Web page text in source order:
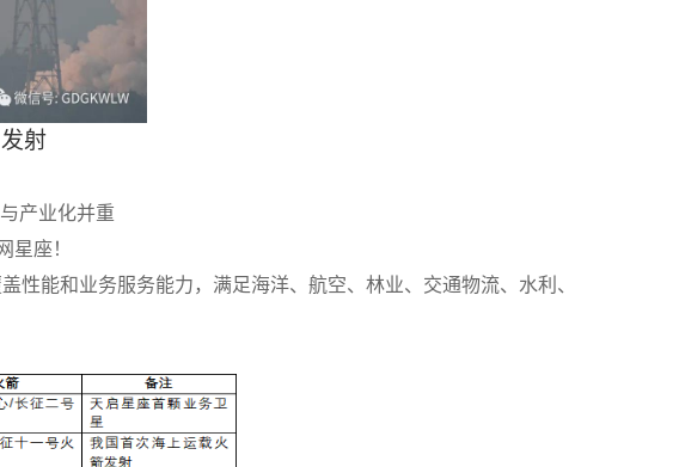
射
产业化并重
座！
能和业务服务能力，满足海洋、航空、林业、交通物流、水利、